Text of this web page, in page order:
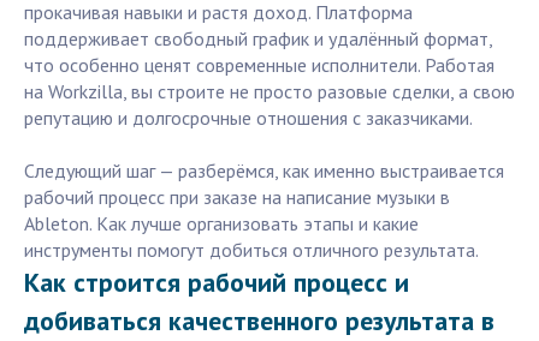
прокачивая навыки и растя доход. Платформа
поддерживает свободный график и удалённый формат,
что особенно ценят современные исполнители. Работая
на Workzilla, вы строите не просто разовые сделки, а свою
репутацию и долгосрочные отношения с заказчиками.
Следующий шаг — разберёмся, как именно выстраивается
рабочий процесс при заказе на написание музыки в
Ableton. Как лучше организовать этапы и какие
инструменты помогут добиться отличного результата.
Как строится рабочий процесс и
добиваться качественного результата в